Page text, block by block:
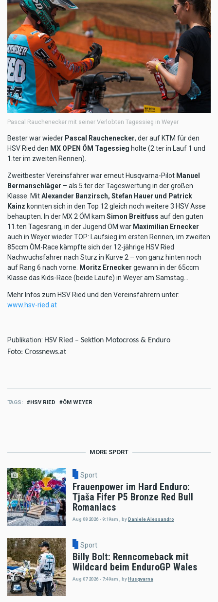
Pascal Rauchenecker mit seiner Verlobten Tagessieg in Weyer
Bester war wieder Pascal Rauchenecker, der auf KTM für den
HSV Ried den MX OPEN ÖM Tagessieg holte (2.ter in Lauf 1 und
1.ter im zweiten Rennen).
Zweitbester Vereinsfahrer war erneut Husqvarna-Pilot Manuel
Bermanschläger – als 5.ter der Tageswertung in der großen
Klasse. MitAlexander Banzirsch, Stefan Hauer und Patrick
Kainz konnten sich in den Top 12 gleich noch weitere 3 HSV Asse
behaupten. In der MX 2 ÖM kam Simon Breitfuss auf den guten
11.ten Tagesrang, in der Jugend ÖM war Maximilian Ernecker
auch in Weyer wieder TOP: Laufsieg im ersten Rennen, im zweiten
85ccm ÖM-Race kämpfte sich der 12-jährige HSV Ried
Nachwuchsfahrer nach Sturz in Kurve 2 – von ganz hinten noch
auf Rang 6 nach vorne.
Moritz Ernecker gewann in der 65ccm
Klasse das Kids-Race (beide Läufe) in Weyer am Samstag…
Mehr Infos zum HSV Ried und den Vereinsfahrern unter:
www.hsv-ried.at
Publikation: HSV Ried – Sektion Motocross & Enduro
Foto: Crossnews.at
TAGS HSV RIED ÖM WEYER
MORE SPORT
Sport
Frauenpower im Hard Enduro:
Tjaša Fifer P5 Bronze Red Bull
Romaniacs
Aug 08 2026 - 9:19am byDaniele Alessandro
Sport
Billy Bolt: Renncomeback mit
Wildcard beim EnduroGP Wales
Aug 07 2026 - 7:49am byHusqvarna